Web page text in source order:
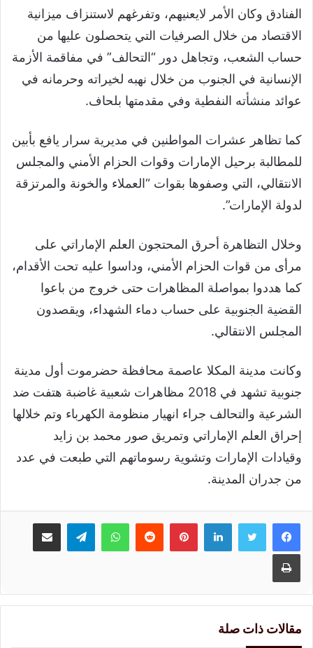
الفنادق وكان الأمر لايعنيهم، وتفرغهم لاستنزاف ميزانية
الاقتصاد من خلال الصرفيات التي يتحصلون عليها من
حساب الشعب، وتجاهل دور “التحالف” في مفاقمة الأزمة
الإنسانية في الجنوب من خلال نهبه لخيراته وحرمانه في
عوائد منشأته النفطية وفي مقدمتها بلحاف.
كما تظاهر عشرات المواطنين في مديرية سرار يافع بأبين
للمطالبة برحيل الإمارات وقوات الحزام الأمني والمجلس
الانتقالي، التي وصفوها بقوات “العملاء والخونة والمرتزقة
لدولة الإمارات”.
وخلال التظاهرة أحرق المحتجون العلم الإماراتي على
مرأى من قوات الحزام الأمني، وداسوا عليه تحت الأقدام،
كما هددوا بمواصلة المظاهرات حتى خروج من باعوا
القضية الجنوبية على حساب دماء الشهداء، ويقصدون
المجلس الانتقالي.
وكانت مدينة المكلا عاصمة محافظة حضرموت أول مدينة
جنوبية تشهد في 2018 مظاهرات شعبية غاضبة هتفت ضد
الشرعية والتحالف جراء انهيار منظومة الكهرباء وتم خلالها
إحراق العلم الإماراتي وتمريق صور محمد بن زايد
وقيادات الإمارات وتشوية رسوماتهم التي طبعت في عدد
من جدران المدينة.
لينكدإنبينتيريست واتسابتيلقرام مشاركة عبر البريد
طباعة
مقالات ذات صلة